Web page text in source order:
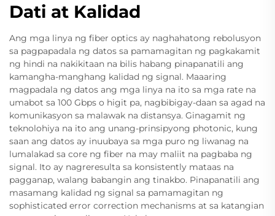
Dati at Kalidad
Ang mga linya ng fiber optics ay naghahatong rebolusyon
sa pagpapadala ng datos sa pamamagitan ng pagkakamit
ng hindi na nakikitaan na bilis habang pinapanatili ang
kamangha-manghang kalidad ng signal. Maaaring
magpadala ng datos ang mga linya na ito sa mga rate na
umabot sa 100 Gbps o higit pa, nagbibigay-daan sa agad na
komunikasyon sa malawak na distansya. Ginagamit ng
teknolohiya na ito ang unang-prinsipyong photonic, kung
saan ang datos ay inuubaya sa mga puro ng liwanag na
lumalakad sa core ng fiber na may maliit na pagbaba ng
signal. Ito ay nagreresulta sa konsistently mataas na
pagganap, walang babangin ang tinakbo. Pinapanatili ang
masamang kalidad ng signal sa pamamagitan ng
sophisticated error correction mechanisms at sa katangian